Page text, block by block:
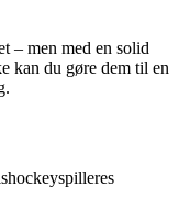
– men med en solid
kan du gøre dem til en